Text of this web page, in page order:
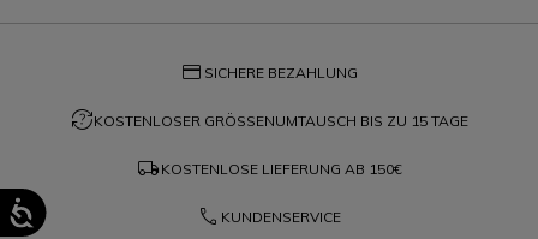
credit_card SICHERE BEZAHLUNG
question_exchangeKOSTENLOSER GRÖSSENUMTAUSCH BIS ZU 15 TAGE
local_shipping KOSTENLOSE LIEFERUNG AB 150€
phone KUNDENSERVICE